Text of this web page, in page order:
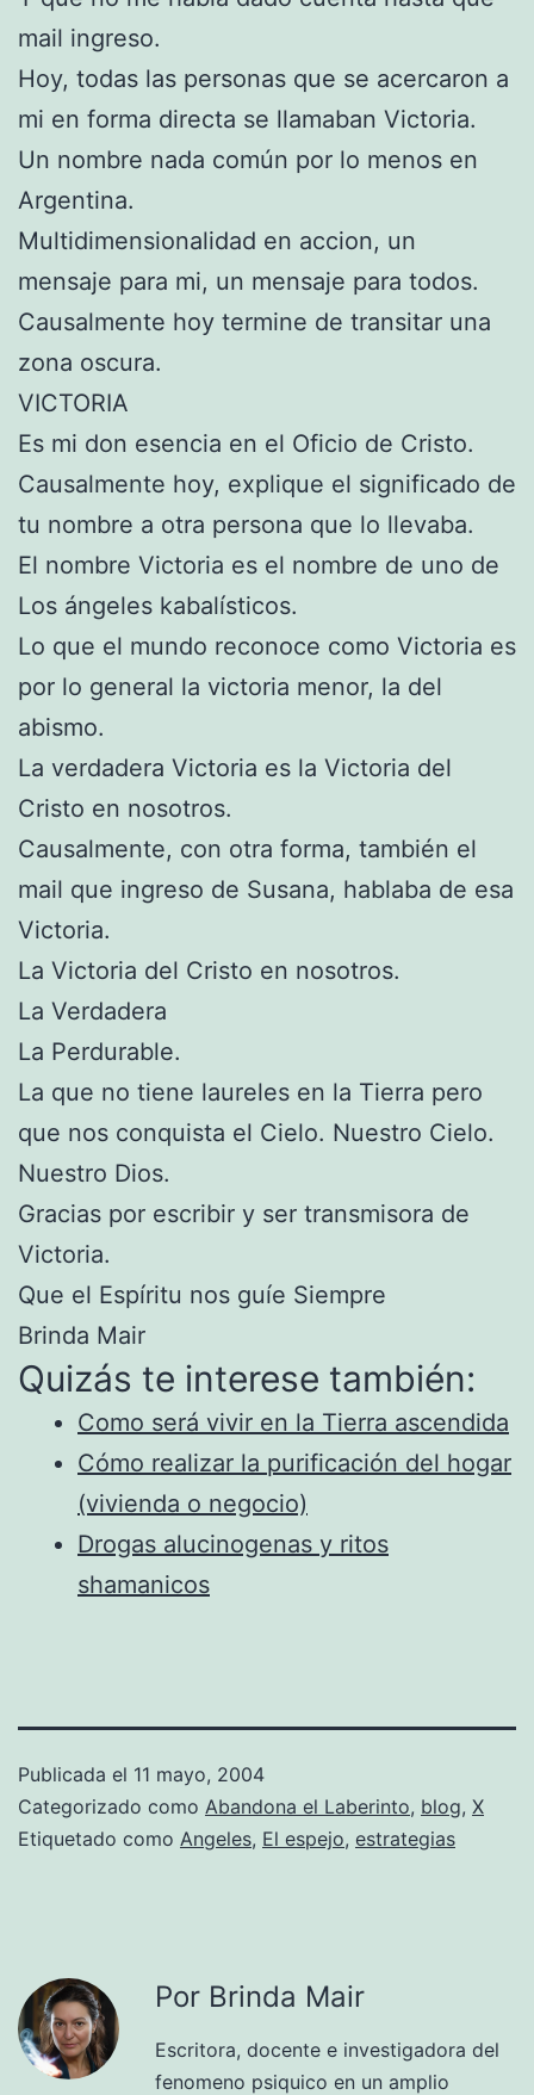
mail ingreso.
Hoy, todas las personas que se acercaron a
mi en forma directa se llamaban Victoria.
Un nombre nada común por lo menos en
Argentina.
Multidimensionalidad en accion, un
mensaje para mi, un mensaje para todos.
Causalmente hoy termine de transitar una
zona oscura.
VICTORIA
Es mi don esencia en el Oficio de Cristo.
Causalmente hoy, explique el significado de
tu nombre a otra persona que lo llevaba.
El nombre Victoria es el nombre de uno de
Los ángeles kabalísticos.
Lo que el mundo reconoce como Victoria es
por lo general la victoria menor, la del
abismo.
La verdadera Victoria es la Victoria del
Cristo en nosotros.
Causalmente, con otra forma, también el
mail que ingreso de Susana, hablaba de esa
Victoria.
La Victoria del Cristo en nosotros.
La Verdadera
La Perdurable.
La que no tiene laureles en la Tierra pero
que nos conquista el Cielo. Nuestro Cielo.
Nuestro Dios.
Gracias por escribir y ser transmisora de
Victoria.
Que el Espíritu nos guíe Siempre
Brinda Mair
Quizás te interese también:
Como será vivir en la Tierra ascendida
Cómo realizar la purificación del hogar
(vivienda o negocio)
Drogas alucinogenas y ritos
shamanicos
Publicada el 11 mayo, 2004
Categorizado como Abandona el Laberinto, blog, X
Etiquetado como Angeles, El espejo, estrategias
Por Brinda Mair
Escritora, docente e investigadora del
fenomeno psiquico en un amplio